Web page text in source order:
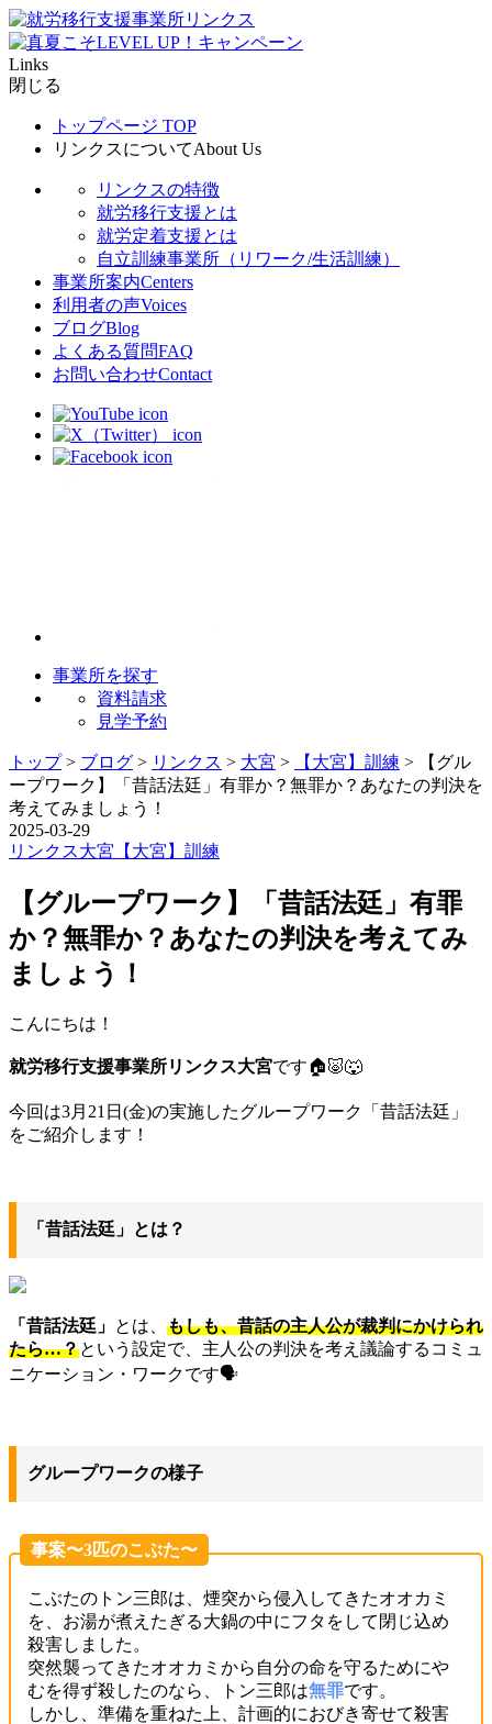
Links
閉じる
トップページ TOP
リンクスについてAbout Us
リンクスの特徴
就労移行支援とは
就労定着支援とは
自立訓練事業所（リワーク/生活訓練）
事業所案内Centers
利用者の声Voices
ブログBlog
よくある質問FAQ
お問い合わせContact
事業所を探す
資料請求
見学予約
トップ> ブログ > リンクス > 大宮 > 【大宮】訓練 >
【グル
ープワーク】「昔話法廷」有罪か？無罪か？あなたの判決を
考えてみましょう！
2025-03-29
リンクス大宮 【大宮】訓練
【グループワーク】「昔話法廷」有罪
か？無罪か？あなたの判決を考えてみ
ましょう！
こんにちは！
就労移行支援事業所リンクス大宮です🏠️🐷🐺
今回は3月21日(金)の実施したグループワーク「昔話法廷」
をご紹介します！
「昔話法廷」とは？
「昔話法廷」 とは、 もしも、昔話の主人公が裁判にかけられ
たら…？という設定で、主人公の判決を考え議論するコミュ
ニケーション・ワークです🗣️
グループワークの様子
事案〜3匹のこぶた〜
こぶたのトン三郎は、煙突から侵入してきたオオカミ
を、お湯が煮えたぎる大鍋の中にフタをして閉じ込め
殺害しました。
突然襲ってきたオオカミから自分の命を守るためにや
むを得ず殺したのなら、トン三郎は無罪です。
しかし、準備を重ねた上、計画的におびき寄せて殺害